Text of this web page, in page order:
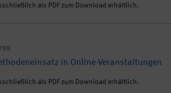
als PDF zum Download erhältlich.
in Online-Veranstaltungen
als PDF zum Download erhältlich.